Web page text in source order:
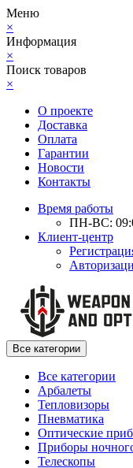
Меню
×
Информация
×
Поиск товаров
×
О проекте
Доставка
Оплата
Гарантии
Новости
Контакты
Время работы
ПН-ВС:
Клиент-центр
Все категории
Все категории
Арбалеты
Тепловизоры
Пневматика
Оптические
Приборы
Телескопы